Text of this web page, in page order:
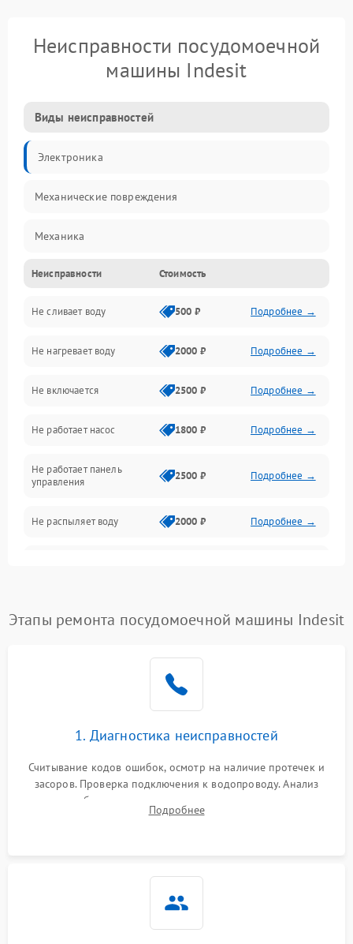
Неисправности посудомоечной
машины Indesit
Виды неисправностей
Электроника
Механические повреждения
Механика
Управление
Электропитание
Датчики
Нагрев
Вода
Гигиена
Программное обеспечение
Неисправности Стоимость
Не сливает воду 500 ₽ Подробнее →
Не нагревает воду 2000 ₽ Подробнее →
Не включается 2500 ₽ Подробнее →
Не работает насос 1800 ₽ Подробнее →
Не работает панель
управления
2500 ₽ Подробнее →
Не распыляет воду 2000 ₽ Подробнее →
воды
1800 ₽ Подробнее →
Проблемы с
Этапы ремонта посудомоечной машины Indesit
1. Диагностика неисправностей
Считывание кодов ошибок, осмотр на наличие протечек и
засоров. Проверка подключения к водопроводу. Анализ
жалоб на отсутствие слива, нагрева, вращения
разбрызгивателей или срабатывание системы защиты
Подробнее